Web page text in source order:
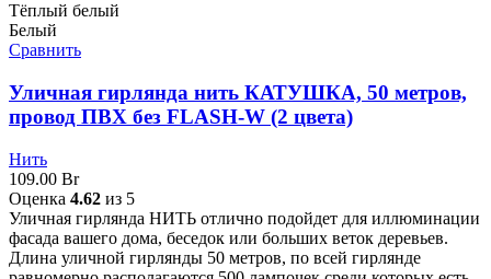
Тёплый белый
Белый
Сравнить
Уличная гирлянда нить КАТУШКА, 50 метров,
провод ПВХ без FLASH-W (2 цвета)
Нить
109.00 Br
Оценка 4.62 из 5
Уличная гирлянда НИТЬ отлично подойдет для иллюминации
фасада вашего дома, беседок или больших веток деревьев.
Длина уличной гирлянды 50 метров, по всей гирлянде